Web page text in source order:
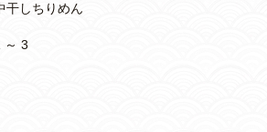
干しちりめん
～ 3